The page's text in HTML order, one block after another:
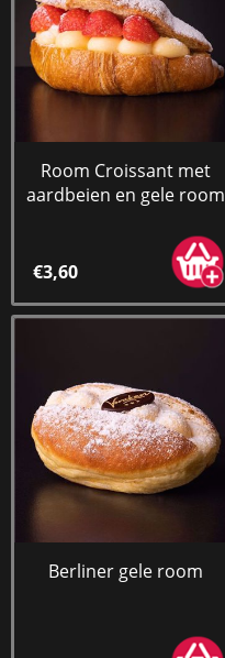
Room Croissant met
aardbeien en gele room
€3,60
Berliner gele room